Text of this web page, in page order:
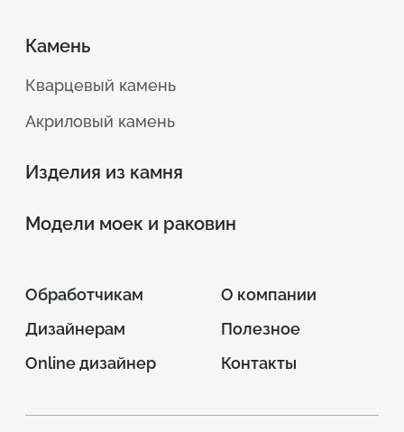
Камень
Кварцевый камень
Акриловый камень
Изделия из камня
Модели моек и раковин
Обработчикам
Дизайнерам
Online дизайнер
О компании
Полезное
Контакты